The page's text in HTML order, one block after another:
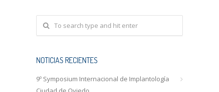
NOTICIAS RECIENTES
9º Symposium Internacional de Implantología